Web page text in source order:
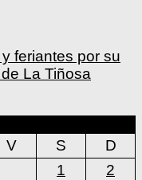
feriantes por su
La Tiñosa
V S
D
1
2